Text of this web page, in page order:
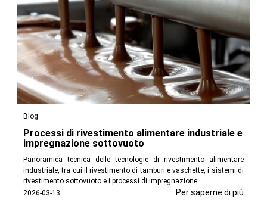
Blog
Processi di rivestimento alimentare industriale e
impregnazione sottovuoto
Panoramica tecnica delle tecnologie di rivestimento alimentare
industriale, tra cui il rivestimento di tamburi e vaschette, i sistemi di
rivestimento sottovuoto e i processi di impregnazione...
2026-03-13
Per saperne di più